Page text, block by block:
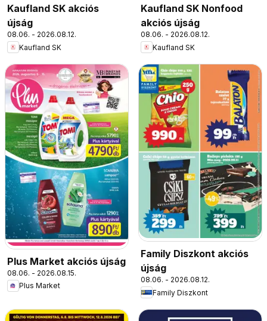
Kaufland SK akciós
újság
08.06. - 2026.08.12.
Kaufland SK
Kaufland SK Nonfood
akciós újság
08.06. - 2026.08.12.
Kaufland SK
Plus Market akciós újság
08.06. - 2026.08.15.
Plus Market
Family Diszkont akciós
újság
08.06. - 2026.08.12.
Family Diszkont